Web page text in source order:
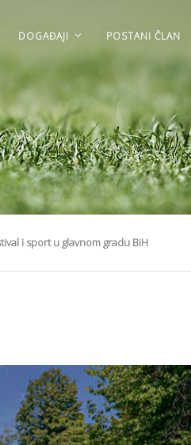
DOGAĐAJI POSTANI ČLAN
i sport u glavnom gradu BiH